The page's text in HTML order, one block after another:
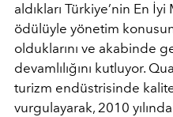
aldıkları Türkiye’nin En
ödülüyle yönetim
olduklarını ve akabinde
devamlılığını kutluyor.
turizm endüstrisinde
vurgulayarak, 2010